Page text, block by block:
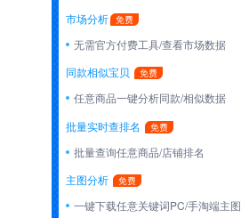
市场分析
无需官方付费工具/查看市场数据
同款相似宝贝
任意商品一键分析同款/相似数据
批量实时查排名
批量查询任意商品/店铺排名
主图分析
一键下载任意关键词PC/手淘端主图